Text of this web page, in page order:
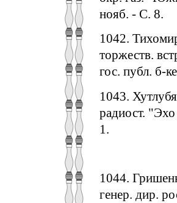
нояб. - С. 8.
1042.
торжеств.
гос. публ. б-
1043.
радиост.
1.
1044.
генер. дир.